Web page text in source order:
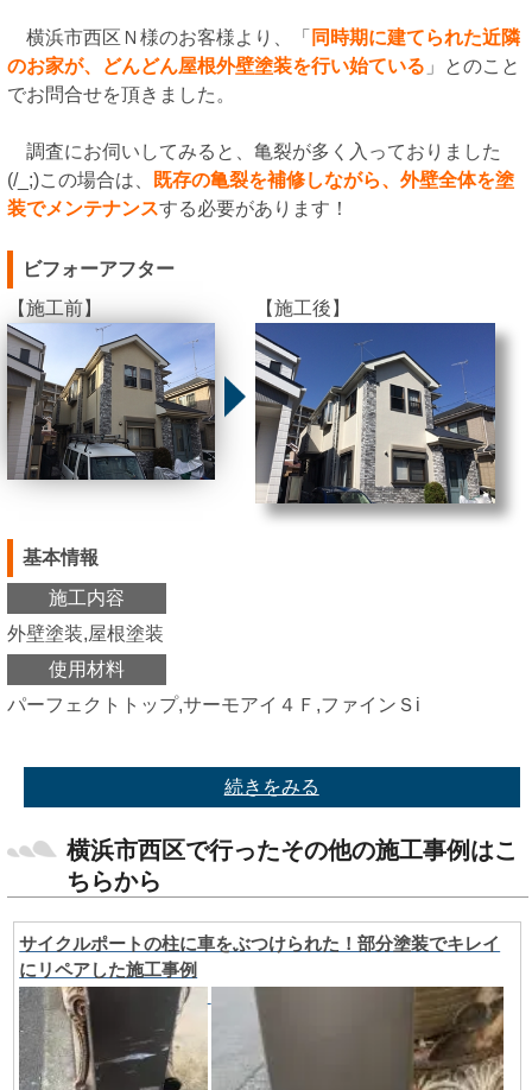
横浜市西区Ｎ様のお客様より、「 同時期に建てられた近隣
のお家が、どんどん屋根外壁塗装を行い始ている 」とのこと
でお問合せを頂きました。
調査にお伺いしてみると、亀裂が多く入っておりました
(/_;)この場合は、
既存の亀裂を補修しながら、外壁全体を塗
装でメンテナンスする必要があります！
ビフォーアフター
【施工前】
【施工後】
基本情報
施工内容
外壁塗装,屋根塗装
使用材料
パーフェクトトップ,サーモアイ４Ｆ,ファインＳi
続きをみる
横浜市西区で行ったその他の施工事例はこ
ちらから
サイクルポートの柱に車をぶつけられた！部分塗装でキレイ
にリペアした施工事例